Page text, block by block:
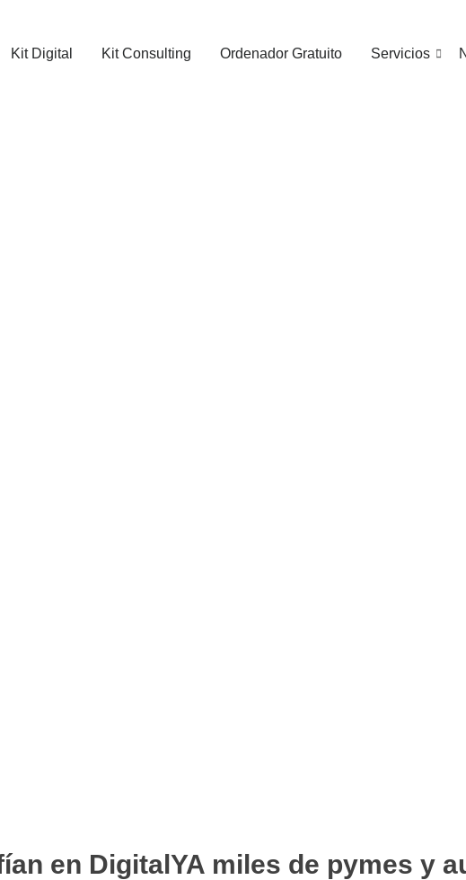
Kit Digital Kit Consulting Ordenador Gratuito Servicios
en DigitalYA miles de pymes y